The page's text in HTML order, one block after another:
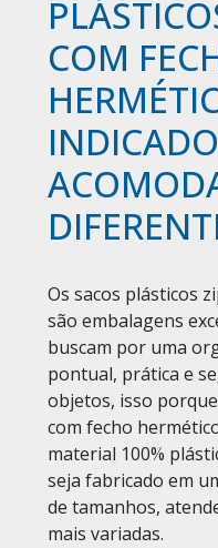
COM
Os sacos plásticos
são embalagens
buscam por uma
pontual, prática e
objetos, isso
com fecho
material 100%
seja fabricado em
de tamanhos,
mais variadas.